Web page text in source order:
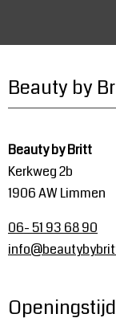
Beauty by
Beauty by Britt
Kerkweg 2b
1906 AW Limmen
06- 51 93 68 90